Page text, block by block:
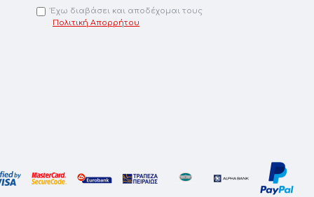
Έχω διαβάσει και αποδέχομαι τους
Πολιτική Απορρήτου